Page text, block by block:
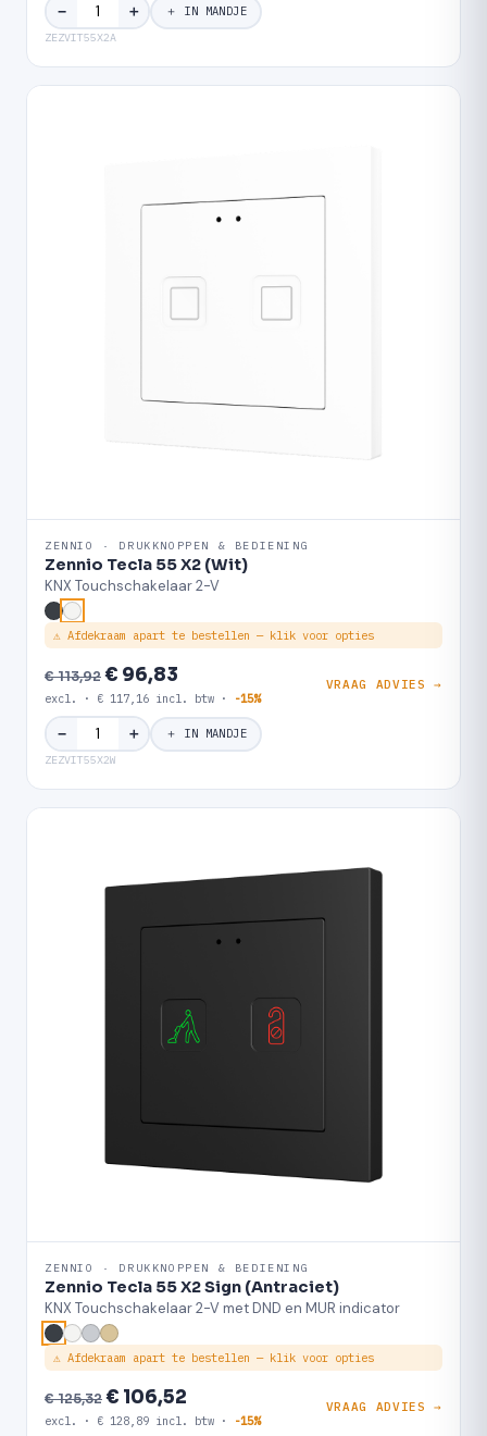
− ＋ ＋ IN MANDJE
ZEZVIT55X2A
ZENNIO · DRUKKNOPPEN & BEDIENING
Zennio Tecla 55 X2 (Wit)
KNX Touchschakelaar 2-V
⚠ Afdekraam apart te bestellen — klik voor opties
€ 113,92€ 96,83
excl. · € 117,16 incl. btw · -15%
VRAAG ADVIES →
− ＋ ＋ IN MANDJE
ZEZVIT55X2W
ZENNIO · DRUKKNOPPEN & BEDIENING
Zennio Tecla 55 X2 Sign (Antraciet)
KNX Touchschakelaar 2-V met DND en MUR indicator
⚠ Afdekraam apart te bestellen — klik voor opties
€ 125,32€ 106,52
excl. · € 128,89 incl. btw · -15%
VRAAG ADVIES →